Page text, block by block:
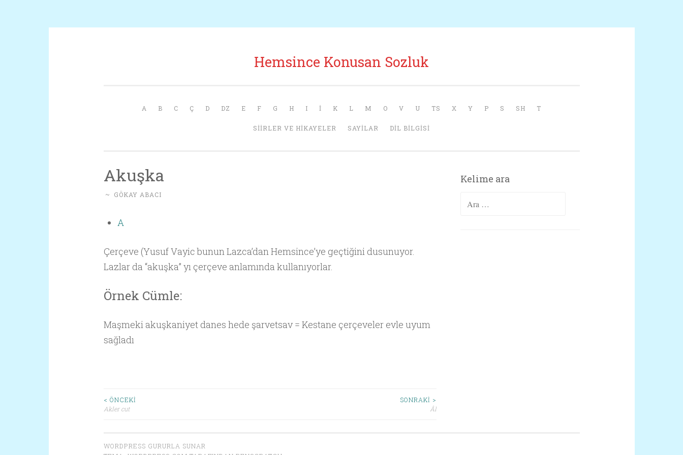
Hemsince Konusan Sozluk
A B C Ç D DZ E F G H I İ K L M O V U TS X Y P S SH T
SIIRLER VE HIKAYELER SAYILAR DIL BILGISI
Akuşka
~ GÖKAY ABACI
A
Çerçeve (Yusuf Vayic bunun Lazca’dan Hemsince’ye geçtiğini dusunuyor.
Lazlar da “akuşka” yı çerçeve anlamında kullanıyorlar.
Örnek Cümle:
Maşmeki akuşkaniyet danes hede şarvetsav = Kestane çerçeveler evle uyum
sağladı
< ÖNCEKI
Akler cut
SONRAKI >
Âl
Kelime ara
Arama:
WORDPRESS GURURLA SUNAR